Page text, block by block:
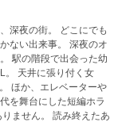
深夜の街。 どこにでも
来事。 深夜のオ
駅の階段で出会った幼
を舞台にした短編ホラ